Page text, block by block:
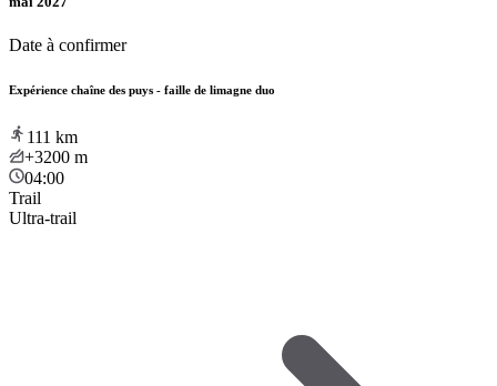
Date à confirmer
Expérience chaîne des puys - faille de limagne duo
111 km
+3200 m
04:00
Trail
Ultra-trail